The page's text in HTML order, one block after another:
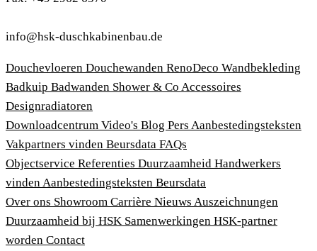
info@hsk-duschkabinenbau.de
Douchevloeren Douchewanden RenoDeco Wandbekleding
Badkuip Badwanden Shower & Co Accessoires
Designradiatoren
Downloadcentrum Video's Blog Pers Aanbestedingsteksten
Vakpartners vinden Beursdata FAQs
Objectservice Referenties Duurzaamheid Handwerkers
vindenAanbestedingsteksten Beursdata
Over ons Showroom Carrière Nieuws Auszeichnungen
Duurzaamheid bij HSK Samenwerkingen HSK-partner
worden Contact